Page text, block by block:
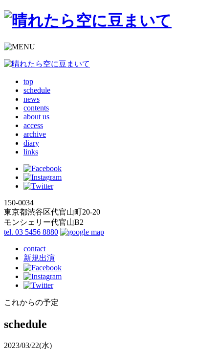
top
schedule
news
contents
about us
access
archive
diary
links
150-0034
東京都渋谷区代官山町20-20
モンシェリー代官山B2
tel. 03 5456 8880
contact
新規出演
これからの予定
schedule
2023/03/22(水)